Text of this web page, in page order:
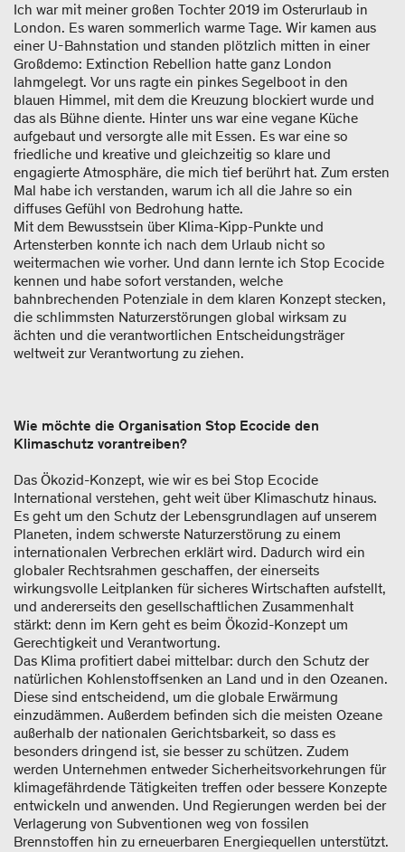
Ich war mit meiner großen Tochter 2019 im Osterurlaub in
London. Es waren sommerlich warme Tage. Wir kamen aus
einer U-Bahnstation und standen plötzlich mitten in einer
Großdemo: Extinction Rebellion hatte ganz London
lahmgelegt. Vor uns ragte ein pinkes Segelboot in den
blauen Himmel, mit dem die Kreuzung blockiert wurde und
das als Bühne diente. Hinter uns war eine vegane Küche
aufgebaut und versorgte alle mit Essen. Es war eine so
friedliche und kreative und gleichzeitig so klare und
engagierte Atmosphäre, die mich tief berührt hat. Zum ersten
Mal habe ich verstanden, warum ich all die Jahre so ein
diffuses Gefühl von Bedrohung hatte.
Mit dem Bewusstsein über Klima-Kipp-Punkte und
Artensterben konnte ich nach dem Urlaub nicht so
weitermachen wie vorher. Und dann lernte ich Stop Ecocide
kennen und habe sofort verstanden, welche
bahnbrechenden Potenziale in dem klaren Konzept stecken,
die schlimmsten Naturzerstörungen global wirksam zu
ächten und die verantwortlichen Entscheidungsträger
weltweit zur Verantwortung zu ziehen.
Wie möchte die Organisation Stop Ecocide den
Klimaschutz vorantreiben?
Das Ökozid-Konzept, wie wir es bei Stop Ecocide
International verstehen, geht weit über Klimaschutz hinaus.
Es geht um den Schutz der Lebensgrundlagen auf unserem
Planeten, indem schwerste Naturzerstörung zu einem
internationalen Verbrechen erklärt wird. Dadurch wird ein
globaler Rechtsrahmen geschaffen, der einerseits
wirkungsvolle Leitplanken für sicheres Wirtschaften aufstellt,
und andererseits den gesellschaftlichen Zusammenhalt
stärkt: denn im Kern geht es beim Ökozid-Konzept um
Gerechtigkeit und Verantwortung.
Das Klima profitiert dabei mittelbar: durch den Schutz der
natürlichen Kohlenstoffsenken an Land und in den Ozeanen.
Diese sind entscheidend, um die globale Erwärmung
einzudämmen. Außerdem befinden sich die meisten Ozeane
außerhalb der nationalen Gerichtsbarkeit, so dass es
besonders dringend ist, sie besser zu schützen. Zudem
werden Unternehmen entweder Sicherheitsvorkehrungen für
klimagefährdende Tätigkeiten treffen oder bessere Konzepte
entwickeln und anwenden. Und Regierungen werden bei der
Verlagerung von Subventionen weg von fossilen
Brennstoffen hin zu erneuerbaren Energiequellen unterstützt.